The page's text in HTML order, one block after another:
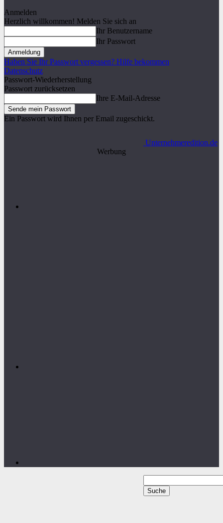
Anmelden
Herzlich willkommen! Melden Sie sich an
Ihr Benutzername
Ihr Passwort
Haben Sie Ihr Passwort vergessen? Hilfe bekommen
Datenschutz
Passwort-Wiederherstellung
Passwort zurücksetzen
Ihre E-Mail-Adresse
Ein Passwort wird Ihnen per Email zugeschickt.
Unternehmeredition.de
Werbung